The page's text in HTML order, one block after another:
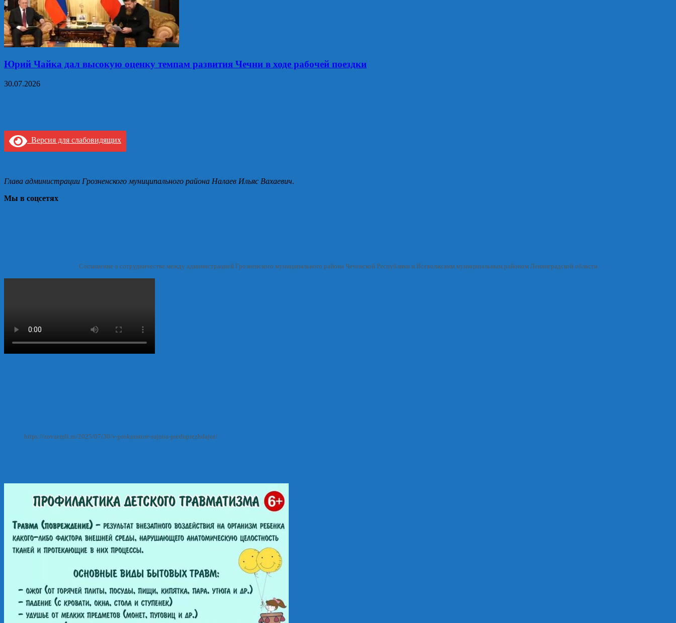
Юрий Чайка дал высокую оценку темпам развития Чечни в ходе рабочей поездки
30.07.2026
Версия для слабовидящих
Глава администрации Грозненского муниципального района Налаев Ильяс Вахаевич.
Мы в соцсетях
Соглашение о сотрудничестве между администрацией Грозненского муниципального района Чеченской Республики и Всеволжским муниципальным районом Ленинградской области
https://zovzemli.ru/2025/07/30/v-prokurature-rajona-preduprezhdajut/